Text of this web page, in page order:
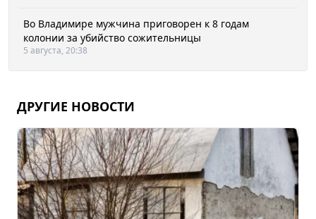
Во Владимире мужчина приговорен к 8 годам
колонии за убийство сожительницы
5 августа, 20:38
ДРУГИЕ НОВОСТИ